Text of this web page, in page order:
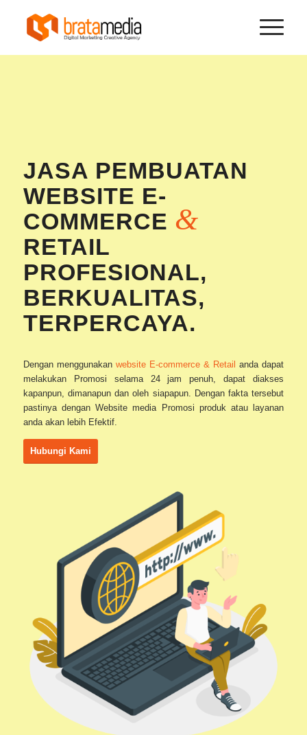
JASA PEMBUATAN
WEBSITE E-
COMMERCE &
RETAIL
PROFESIONAL,
BERKUALITAS,
TERPERCAYA.
Dengan menggunakan website E-commerce & Retail anda dapat
melakukan Promosi selama 24 jam penuh, dapat diakses
kapanpun, dimanapun dan oleh siapapun. Dengan fakta tersebut
pastinya dengan Website media Promosi produk atau layanan
anda akan lebih Efektif.
Hubungi Kami